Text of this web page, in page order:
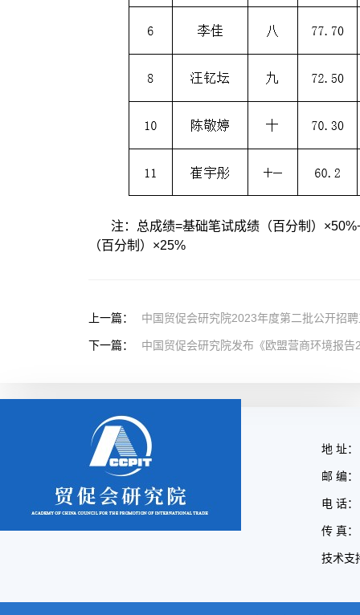
注：总成绩=基础笔试成绩（百分制）
（百分制）×25%
上一篇： 中国贸促会研究院2023年度第二批公开招
下一篇： 中国贸促会研究院发布《欧盟营商环境报告
地 址
邮 编
电 话
传 真
技术支